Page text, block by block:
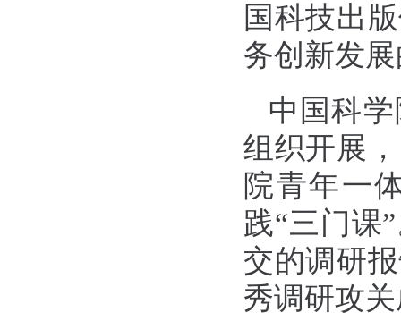
国科技出
务创新发
中国科
组织开展
院青年一
践“三门课
交的调研
秀调研攻